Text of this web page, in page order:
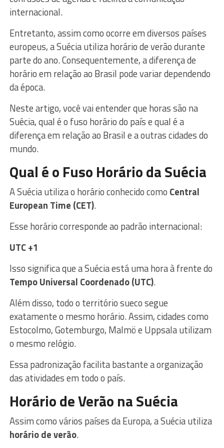
internacional.
Entretanto, assim como ocorre em diversos países
europeus, a Suécia utiliza horário de verão durante
parte do ano. Consequentemente, a diferença de
horário em relação ao Brasil pode variar dependendo
da época.
Neste artigo, você vai entender que horas são na
Suécia, qual é o fuso horário do país e qual é a
diferença em relação ao Brasil e a outras cidades do
mundo.
Qual é o Fuso Horário da Suécia
A Suécia utiliza o horário conhecido como Central
European Time (CET).
Esse horário corresponde ao padrão internacional:
UTC +1
Isso significa que a Suécia está uma hora à frente do
Tempo Universal Coordenado (UTC).
Além disso, todo o território sueco segue
exatamente o mesmo horário. Assim, cidades como
Estocolmo, Gotemburgo, Malmö e Uppsala utilizam
o mesmo relógio.
Essa padronização facilita bastante a organização
das atividades em todo o país.
Horário de Verão na Suécia
Assim como vários países da Europa, a Suécia utiliza
horário de verão.